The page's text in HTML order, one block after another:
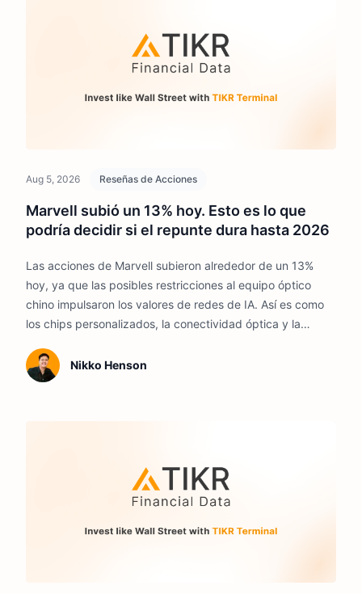
Aug 5, 2026 Reseñas de Acciones
Marvell subió un 13% hoy. Esto es lo que
podría decidir si el repunte dura hasta 2026
Las acciones de Marvell subieron alrededor de un 13%
hoy, ya que las posibles restricciones al equipo óptico
chino impulsaron los valores de redes de IA. Así es como
los chips personalizados, la conectividad óptica y la
se mantiene hasta 2026.
Nikko Henson